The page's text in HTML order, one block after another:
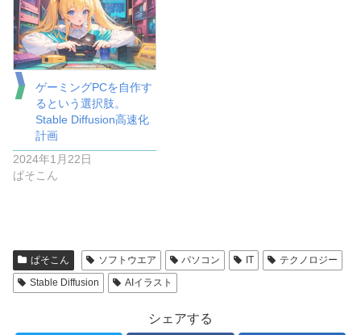
ゲーミングPCを自作す
るという選択肢。
Stable Diffusion高速化
計画
2024年1月22日
ぱそこん
ぱそこん ソフトウエア パソコン IT
テクノロジー
Stable Diffusion
AIイラスト
シェアする